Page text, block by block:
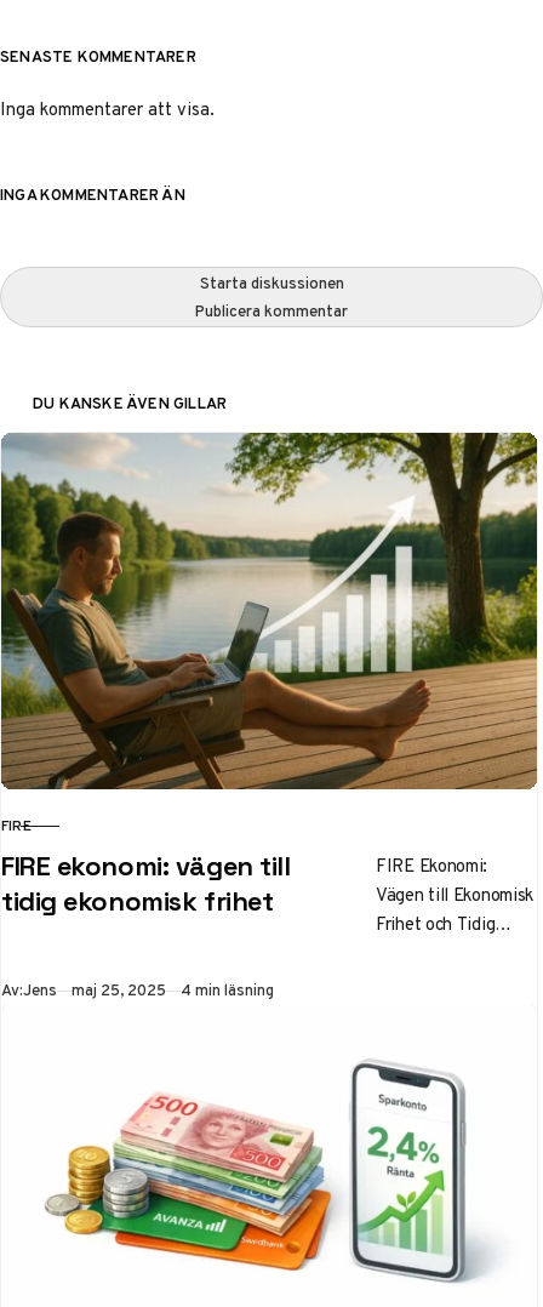
SENASTE KOMMENTARER
Inga kommentarer att visa.
INGA KOMMENTARER ÄN
Starta diskussionen
Publicera kommentar
DU KANSKE ÄVEN GILLAR
KATEGORI
FIRE
FIRE ekonomi: vägen till
tidig ekonomisk frihet
FIRE Ekonomi:
Vägen till Ekonomisk
Frihet och Tidig
Av:Jens Publicerad
maj 25, 2025 4 min läsning